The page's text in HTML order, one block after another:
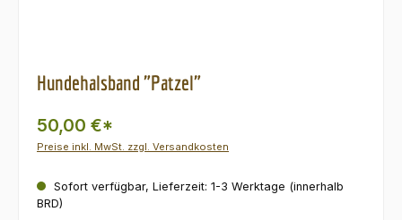
Hundehalsband "Patzel"
50,00 €*
Preise inkl. MwSt. zzgl. Versandkosten
Sofort verfügbar, Lieferzeit: 1-3 Werktage (innerhalb
BRD)